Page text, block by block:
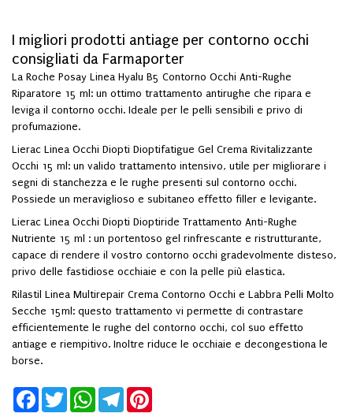
I migliori prodotti antiage per contorno occhi
consigliati da Farmaporter
La Roche Posay Linea Hyalu B5 Contorno Occhi Anti-Rughe
Riparatore 15 ml : un ottimo trattamento antirughe che ripara e
leviga il contorno occhi. Ideale per le pelli sensibili e privo di
profumazione.
Lierac Linea Occhi Diopti Dioptifatigue Gel Crema Rivitalizzante
Occhi 15 ml : un valido trattamento intensivo, utile per migliorare i
segni di stanchezza e le rughe presenti sul contorno occhi.
Possiede un meraviglioso e subitaneo effetto filler e levigante.
Lierac Linea Occhi Diopti Dioptiride Trattamento Anti-Rughe
Nutriente 15 ml : un portentoso gel rinfrescante e ristrutturante,
capace di rendere il vostro contorno occhi gradevolmente disteso,
privo delle fastidiose occhiaie e con la pelle più elastica.
Rilastil Linea Multirepair Crema Contorno Occhi e Labbra Pelli Molto
Secche 15ml : questo trattamento vi permette di contrastare
efficientemente le rughe del contorno occhi, col suo effetto
antiage e riempitivo. Inoltre riduce le occhiaie e decongestiona le
borse.
FacebookTwitterWhatsAppTelegram